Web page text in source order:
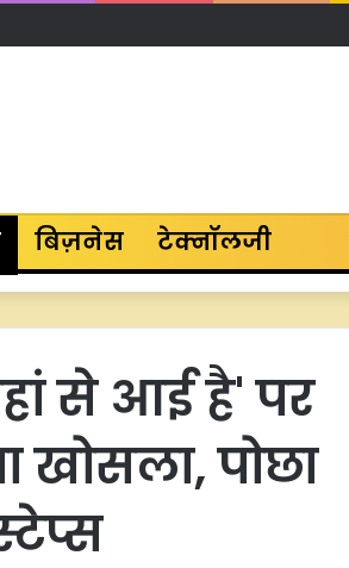
बिज़नेस टेक्नॉलजी
से आई है' पर
खोसला, पोछा